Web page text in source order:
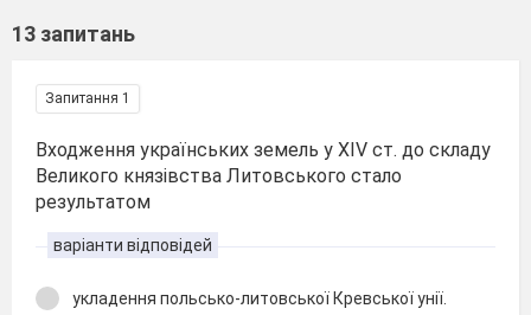
13 запитань
Запитання 1
Входження українських земель у XIV ст. до складу
Великого князівства Литовського стало
результатом
варіанти відповідей
укладення польсько-литовської Кревської унії.